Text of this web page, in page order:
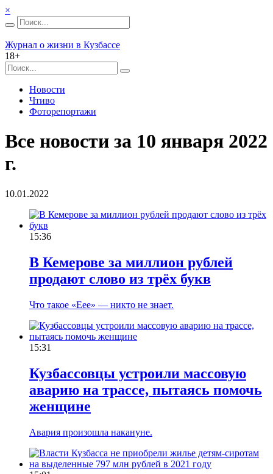
×
Журнал о жизни в Кузбассе
18+
Новости
Чтиво
Фоторепортажи
Все новости за 10 января 2022
г.
10.01.2022
15:36
В Кемерове за миллион рублей
продают слово из трёх букв
Что такое «Еее» — никто не знает.
15:31
Кузбассовцы устроили массовую
аварию на трассе, пытаясь помочь
женщине
Авария произошла накануне.